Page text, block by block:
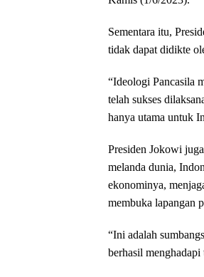
Sementara itu,
tidak dapat didikte
“Ideologi Pancasila
telah sukses
hanya utama untuk
Presiden Jokowi
melanda dunia,
ekonominya,
membuka lapangan
“Ini adalah
berhasil